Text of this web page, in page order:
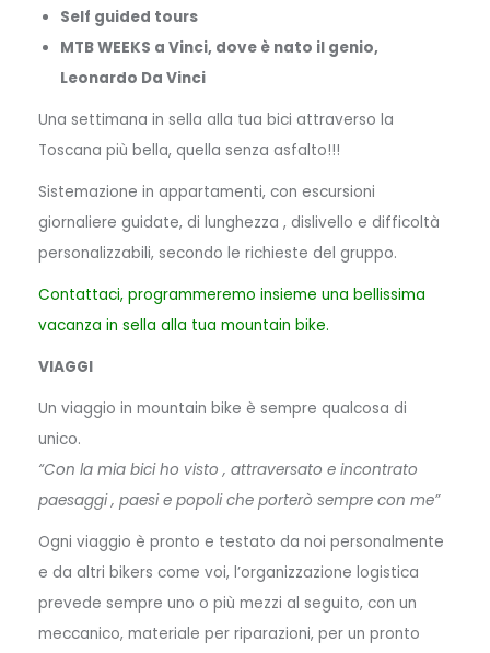
Self guided tours
MTB WEEKS a Vinci, dove è nato il genio,
Leonardo Da Vinci
Una settimana in sella alla tua bici attraverso la
Toscana più bella, quella senza asfalto!!!
Sistemazione in appartamenti, con escursioni
giornaliere guidate, di lunghezza , dislivello e difficoltà
personalizzabili, secondo le richieste del gruppo.
Contattaci, programmeremo insieme una bellissima
vacanza in sella alla tua mountain bike.
VIAGGI
Un viaggio in mountain bike è sempre qualcosa di
unico.
“Con la mia bici ho visto , attraversato e incontrato
paesaggi , paesi e popoli che porterò sempre con me”
Ogni viaggio è pronto e testato da noi personalmente
e da altri bikers come voi, l’organizzazione logistica
prevede sempre uno o più mezzi al seguito, con un
meccanico, materiale per riparazioni, per un pronto